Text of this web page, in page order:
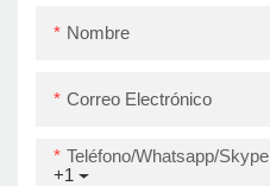
USB+LAN
Nombre
Correo Electrónico
+1
Teléfono/whatsapp/skype